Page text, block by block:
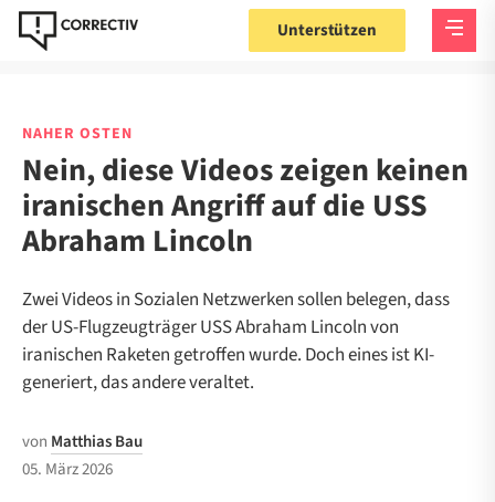
Unterstützen
NAHER OSTEN
Nein, diese Videos zeigen keinen
iranischen Angriff auf die USS
Abraham Lincoln
Zwei Videos in Sozialen Netzwerken sollen belegen, dass
der US-Flugzeugträger USS Abraham Lincoln von
iranischen Raketen getroffen wurde. Doch eines ist KI-
generiert, das andere veraltet.
von Matthias Bau
05. März 2026